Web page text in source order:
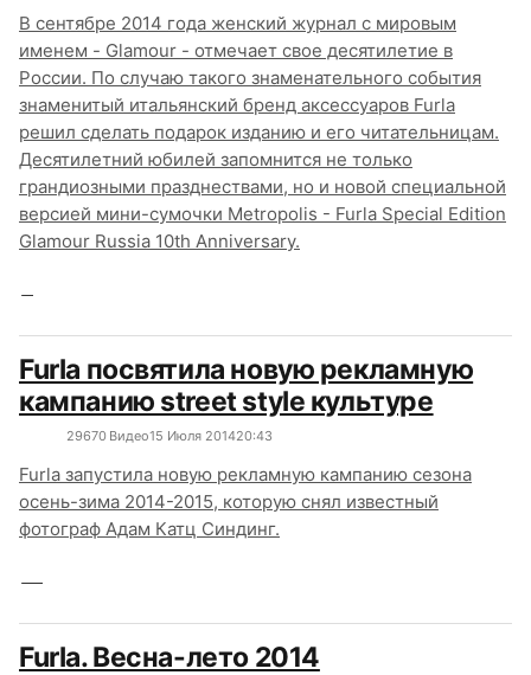
В сентябре 2014 года женский журнал с мировым
именем - Glamour - отмечает свое десятилетие в
России. По случаю такого знаменательного события
знаменитый итальянский бренд аксессуаров Furla
решил сделать подарок изданию и его читательницам.
Десятилетний юбилей запомнится не только
грандиозными празднествами, но и новой специальной
версией мини-сумочки Metropolis - Furla Special Edition
Glamour Russia 10th Anniversary.
Furla посвятила новую рекламную
кампанию street style культуре
29670 Видео15 Июля 201420:43
Furla запустила новую рекламную кампанию сезона
осень-зима 2014-2015, которую снял известный
фотограф Адам Катц Синдинг.
Furla. Весна-лето 2014